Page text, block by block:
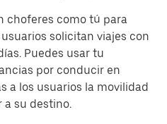
choferes como tú para
solicitan viajes con
Puedes usar tu
por conducir en
a los usuarios la movilidad
a su destino.